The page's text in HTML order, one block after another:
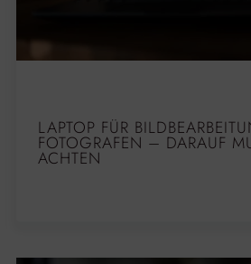
LAPTOP FÜR
FOTOGRAFEN – DARAUF
ACHTEN